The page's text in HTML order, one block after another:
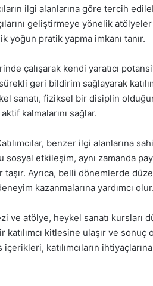
ilgi alanlarına göre tercih
geliştirmeye yönelik
yoğun pratik yapma imkanı tanır.
çalışarak kendi yaratıcı
geri bildirim sağlayarak
sanatı, fiziksel bir disiplin
kalmalarını sağlar.
benzer ilgi alanlarına
etkileşim, aynı zamanda
taşır. Ayrıca, belli dönemlerde
kazanmalarına yardımcı olur.
ve atölye, heykel sanatı kursları
kitlesine ulaşır ve sonuç
katılımcıların